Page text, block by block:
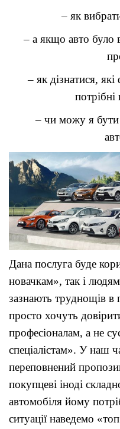
– як
– а якщо авто було
– як дізнатися, які
потрібні
– чи можу я
Дана послуга буде
новачкам», так і
зазнають труднощів в
просто хочуть
професіоналам, а не
спеціалістам». У наш
переповнений
покупцеві іноді
автомобіля йому
ситуації наведемо